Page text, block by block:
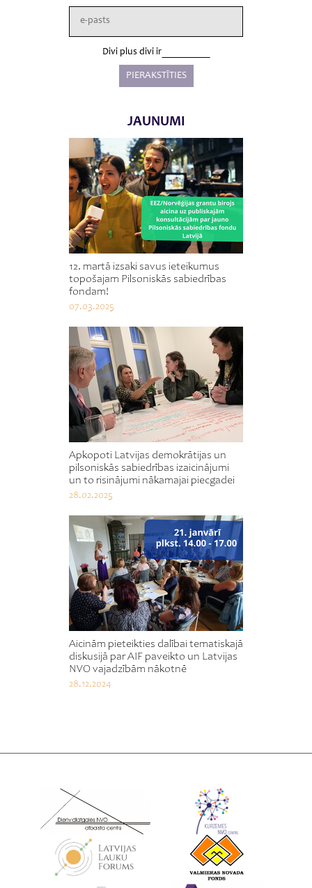
Divi plus divi ir
JAUNUMI
12. martā izsaki savus ieteikumus
topošajam Pilsoniskās sabiedrības
fondam!
07.03.2025
Apkopoti Latvijas demokrātijas un
pilsoniskās sabiedrības izaicinājumi
un to risinājumi nākamajai piecgadei
28.02.2025
Aicinām pieteikties dalībai tematiskajā
diskusijā par AIF paveikto un Latvijas
NVO vajadzībām nākotnē
28.12.2024